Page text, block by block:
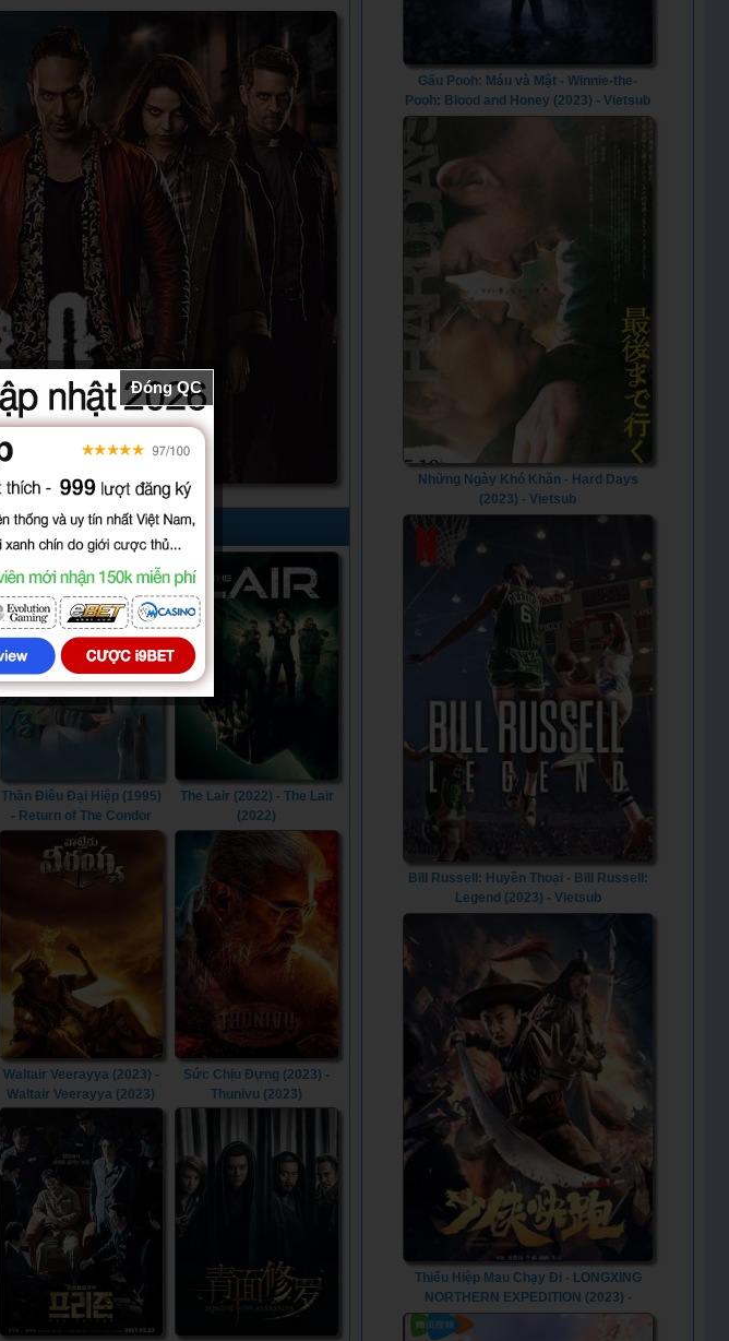
Thần Điêu Đại Hiệp (1995)
- Return of The Condor
Heroes (1995)
The Lair (2022) - The Lair
(2022)
Waltair Veerayya (2023) -
Waltair Veerayya (2023)
Sức Chịu Đựng (2023) -
Thunivu (2023)
Gấu Pooh: Máu và Mật - Winnie-the-
Pooh: Blood and Honey (2023) - Vietsub
Những Ngày Khó Khăn - Hard Days
(2023) - Vietsub
Bill Russell: Huyền Thoại - Bill Russell:
Legend (2023) - Vietsub
Thiếu Hiệp Mau Chạy Đi - LONGXING
NORTHERN EXPEDITION (2023) -
Vietsub
Đóng QC